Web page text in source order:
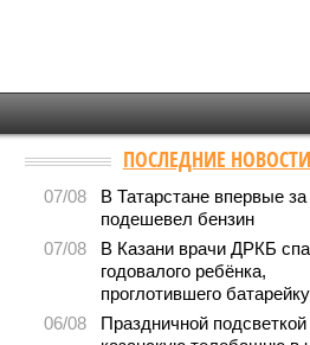
ПОСЛЕДНИЕ НОВОСТИ
07/08
В Татарстане впервые
подешевел бензин
07/08
В Казани врачи ДРКБ
годовалого ребёнка,
проглотившего батарейку
06/08
Праздничной подсветкой